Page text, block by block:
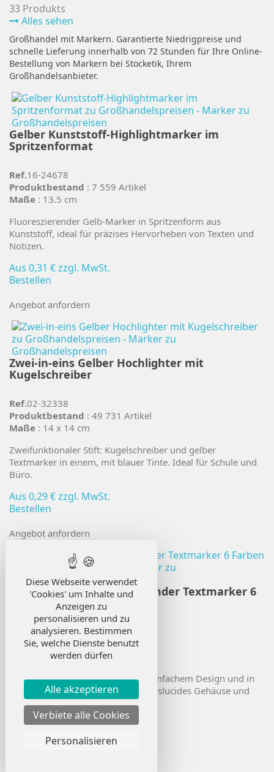
33 Produkts
Alles sehen
Großhandel mit Markern. Garantierte Niedrigpreise und
schnelle Lieferung innerhalb von 72 Stunden für Ihre Online-
Bestellung von Markern bei Stocketik, Ihrem
Großhandelsanbieter.
Gelber Kunststoff-Highlightmarker im
Spritzenformat
Ref.16-24678
Produktbestand : 7 559 Artikel
Maße : 13.5 cm
Fluoreszierender Gelb-Marker in Spritzenform aus
Kunststoff, ideal für präzises Hervorheben von Texten und
Notizen.
Aus 0,31 €zzgl. MwSt.
Bestellen
Angebot anfordern
Zwei-in-eins Gelber Hochlighter mit
Kugelschreiber
Ref.02-32338
Produktbestand : 49 731 Artikel
Maße : 14 x 14 cm
Zweifunktionaler Stift: Kugelschreiber und gelber
Textmarker in einem, mit blauer Tinte. Ideal für Schule und
Büro.
Aus 0,29 €zzgl. MwSt.
Bestellen
Angebot anfordern
Translucenter fluoreszierender Textmarker 6
10-18330
Produktbestand: 28 500 Artikel
: 6 x 2.3 x 1.4 cm
Fluoreszierender Textmarker mit einfachem Design und in
verschiedenen bunten Farben. Translucides Gehäuse und
Kappe.
Aus0,20 €zzgl. MwSt.
Bestellen
Diese Webseite verwendet
'Cookies' um Inhalte und
Anzeigen zu
personalisieren und zu
analysieren. Bestimmen
Sie, welche Dienste benutzt
werden dürfen
Alle akzeptieren
Verbiete alle Cookies
Personalisieren